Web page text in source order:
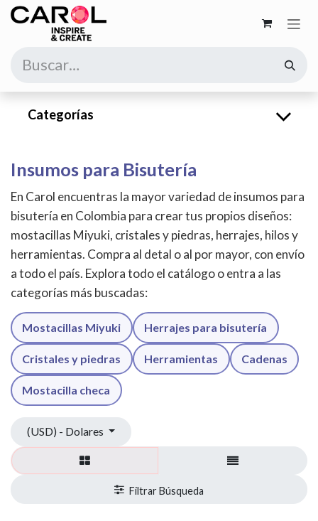
Ir al contenido
Categorías
Insumos para Bisutería
En Carol encuentras la mayor variedad de insumos para
bisutería en Colombia para crear tus propios diseños:
mostacillas Miyuki, cristales y piedras, herrajes, hilos y
herramientas. Compra al detal o al por mayor, con envío
a todo el país. Explora todo el catálogo o entra a las
categorías más buscadas:
Mostacillas Miyuki Herrajes para bisutería
Cristales y piedras Herramientas Cadenas
Mostacilla checa
(USD) - Dolares